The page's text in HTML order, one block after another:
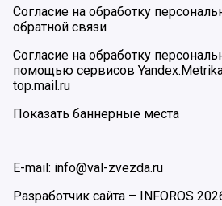
Согласие на обработку
обратной связи
Согласие на обработку
помощью сервисов
top.mail.ru
Показать баннерные места
E-mail: info@val-zvezda.ru
Разработчик сайта –
INFOROS